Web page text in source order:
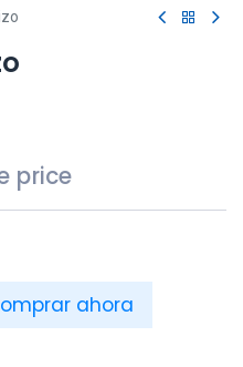
price
ahora